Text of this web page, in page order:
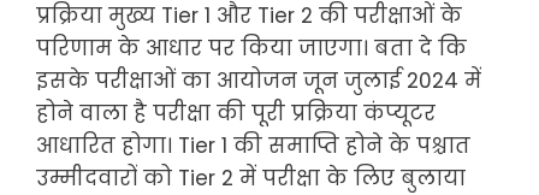
प्रक्रिया मुख्य Tier 1 और Tier 2 की परीक्षाओं के
परिणाम के आधार पर किया जाएगा। बता दे कि
इसके परीक्षाओं का आयोजन जून जुलाई 2024 में
होने वाला है परीक्षा की पूरी प्रक्रिया कंप्यूटर
आधारित होगा। Tier 1 की समाप्ति होने के पश्चात
उम्मीदवारों को Tier 2 में परीक्षा के लिए बुलाया